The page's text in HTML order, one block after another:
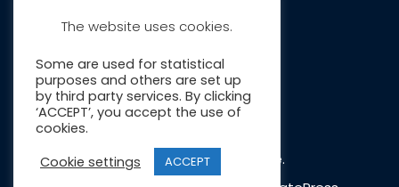
contact@biso.no
Crafted by:Wonderwave.
The website uses cookies.
Some are used for statistical
purposes and others are set up
by third party services. By clicking
‘ACCEPT’, you accept the use of
cookies.
Cookie settings
ACCEPT